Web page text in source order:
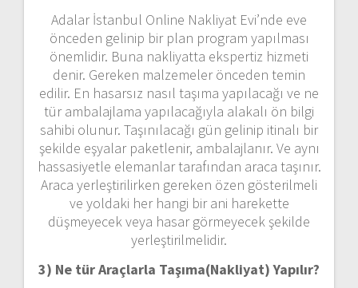
Adalar İstanbul Online Nakliyat Evi’nde eve
önceden gelinip bir plan program yapılması
önemlidir. Buna nakliyatta ekspertiz hizmeti
denir. Gereken malzemeler önceden temin
edilir. En hasarsız nasıl taşıma yapılacağı ve ne
tür ambalajlama yapılacağıyla alakalı ön bilgi
sahibi olunur. Taşınılacağı gün gelinip itinalı bir
şekilde eşyalar paketlenir, ambalajlanır. Ve aynı
hassasiyetle elemanlar tarafından araca taşınır.
Araca yerleştirilirken gereken özen gösterilmeli
ve yoldaki her hangi bir ani harekette
düşmeyecek veya hasar görmeyecek şekilde
yerleştirilmelidir.
3) Ne tür Araçlarla Taşıma(Nakliyat) Yapılır?